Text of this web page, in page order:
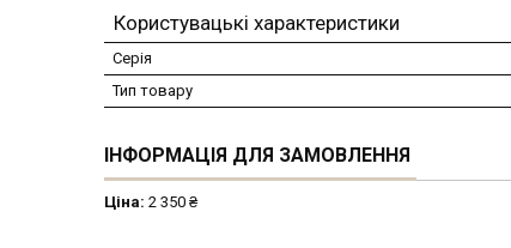
Користувацькі характеристики
Серія
Тип товару
ІНФОРМАЦІЯ ДЛЯ ЗАМОВЛЕННЯ
Ціна: 2 350 ₴